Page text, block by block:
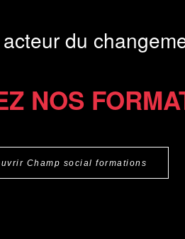
du
NOS
Champ social formations